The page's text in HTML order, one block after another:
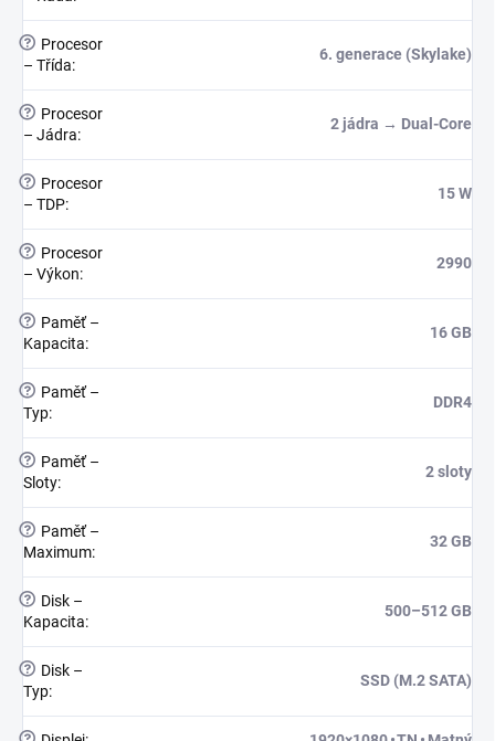
?
Procesor
– Třída:
6. generace (Skylake)
?
Procesor
– Jádra:
2 jádra → Dual-Core
?
Procesor
– TDP:
15 W
?
Procesor
– Výkon:
2990
?
Paměť –
Kapacita:
16 GB
?
Paměť –
Typ:
DDR4
?
Paměť –
Sloty:
2 sloty
?
Paměť –
Maximum:
32 GB
?
Disk –
Kapacita:
500–512 GB
?
Disk –
Typ:
SSD (M.2 SATA)